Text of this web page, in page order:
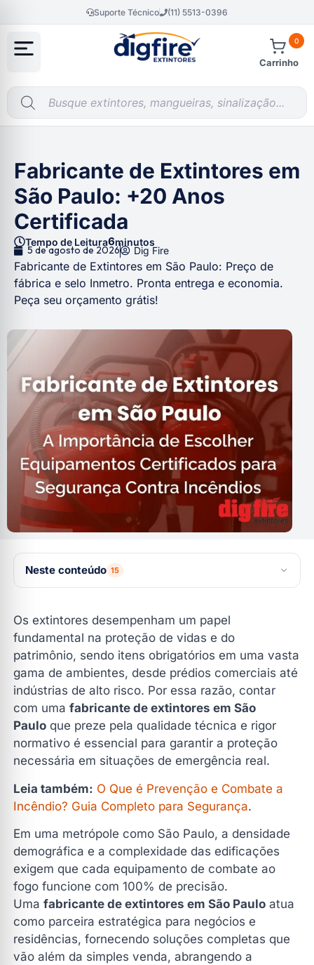
Suporte Técnico (11) 5513-0396
Carrinho
0
Fabricante de Extintores em
São Paulo: +20 Anos
Certificada
Tempo de Leitura6minutos
5 de agosto de 2026 Dig Fire
Fabricante de Extintores em São Paulo: Preço de
fábrica e selo Inmetro. Pronta entrega e economia.
Peça seu orçamento grátis!
Neste conteúdo 15
Por Que Optar por uma Fabricante de Extintores em
São Paulo?
Características Técnicas de um Extintor de Alta
Performance
Variedade de Modelos: Soluções para Todas as
Classes de Incêndio
Modelos disponíveis na loja
A Importância da Manutenção e Recarga Periódica
Como Escolher a Melhor Fabricante de Extintores em
São Paulo?
Benefícios de Contratar uma Fabricante Local em São
Perguntas Frequentes sobre Fabricante de Extintores
em São Paulo
O que uma fabricante de extintores em São Paulo
oferece além do produto?
Quais os principais modelos produzidos por uma
fabricante de extintores em São Paulo?
Os extintores desempenham um papel
fundamental na proteção de vidas e do
patrimônio, sendo itens obrigatórios em uma vasta
gama de ambientes, desde prédios comerciais até
indústrias de alto risco. Por essa razão, contar
com uma fabricante de extintores em São
Paulo que preze pela qualidade técnica e rigor
normativo é essencial para garantir a proteção
necessária em situações de emergência real.
Leia também: O Que é Prevenção e Combate a
Incêndio? Guia Completo para Segurança.
Em uma metrópole como São Paulo, a densidade
demográfica e a complexidade das edificações
exigem que cada equipamento de combate ao
fogo funcione com 100% de precisão.
Uma fabricante de extintores em São Paulo atua
como parceira estratégica para negócios e
residências, fornecendo soluções completas que
vão além da simples venda, abrangendo a